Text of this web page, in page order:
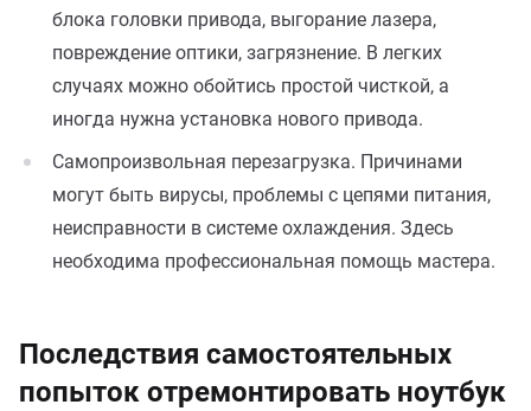
блока головки привода, выгорание лазера,
повреждение оптики, загрязнение. В легких
случаях можно обойтись простой чисткой, а
иногда нужна установка нового привода.
Самопроизвольная перезагрузка. Причинами
могут быть вирусы, проблемы с цепями питания,
неисправности в системе охлаждения. Здесь
необходима профессиональная помощь мастера.
Последствия самостоятельных
попыток отремонтировать ноутбук